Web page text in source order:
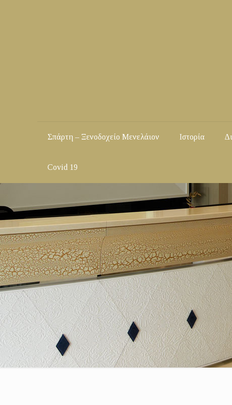
Σπάρτη – Ξενοδοχείο Μενελάιον Ιστορία
Covid 19